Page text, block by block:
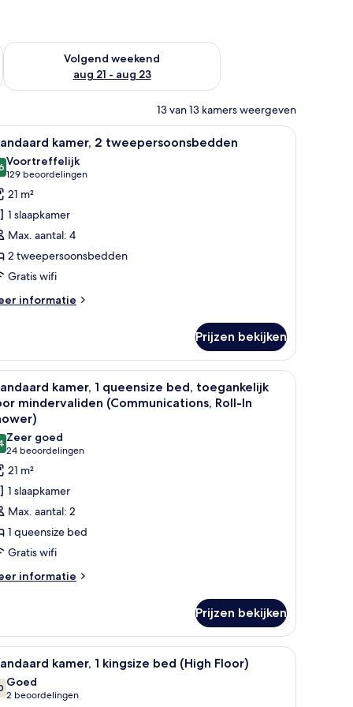
weekend aug 14 - aug 16
Volgend weekend
aug 21 - aug 23
De beschikbaarheid controleren voor volgend weekend aug
13 van 13 kamers weergeven
een stoel en een badkamer zichtbaar door een geopende deur.
7 kamer, 2 tweepersoonsbedden
van 10
Voortreffelijk
129 beoordelingen
(129
beoordelingen)
21 m²
1 slaapkamer
Max. aantal: 4
2 tweepersoonsbedden
Gratis wifi
informatie
Prijzen bekijken
een stoel en een badkamer zichtbaar door een geopende deur.
Een hotelkamer met een groot bed, een
4
kamer, 1 queensize bed, toegankelijk
mindervaliden (Communications, Roll-In
van 10
Zeer goed
24 beoordelingen
(24
beoordelingen)
21 m²
1 slaapkamer
Max. aantal: 2
1 queensize bed
Gratis wifi
informatie
Prijzen bekijken
Hotelkamer met een groot bed, een
6 kamer, 1 kingsize bed (High Floor)
van 10
Goed
2 beoordelingen
(2